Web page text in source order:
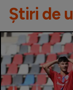
Știri de